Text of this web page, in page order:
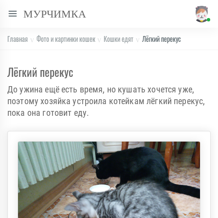
МУРЧИМКА
Главная Фото и картинки кошек Кошки едят Лёгкий перекус
Лёгкий перекус
До ужина ещё есть время, но кушать хочется уже,
поэтому хозяйка устроила котейкам лёгкий перекус,
пока она готовит еду.